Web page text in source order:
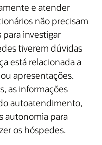
e atender
não precisam
para investigar
tiverem dúvidas
está relacionada a
apresentações.
as informações
autoatendimento,
autonomia para
os hóspedes.